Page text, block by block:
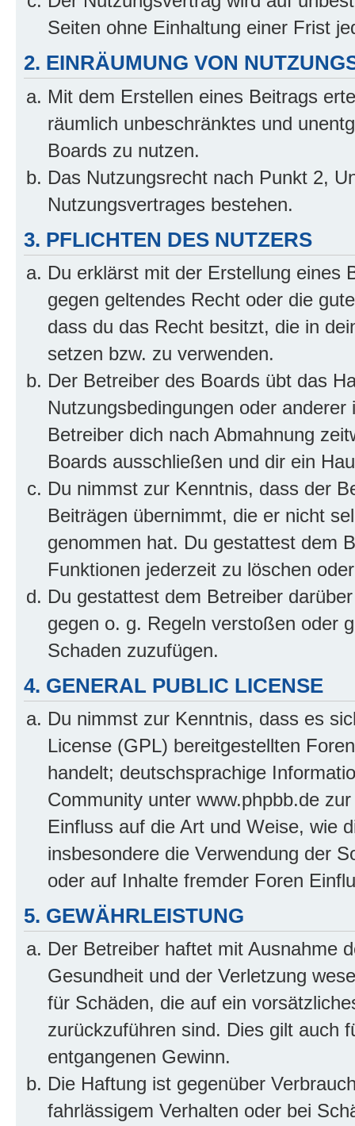
Seiten ohne Einhaltung einer Frist
2. EINRÄUMUNG VON
Mit dem Erstellen eines Beitrags
räumlich unbeschränktes und
Boards zu nutzen.
Das Nutzungsrecht nach Punkt 2,
Nutzungsvertrages bestehen.
3. PFLICHTEN DES NUTZERS
Du erklärst mit der Erstellung eines
gegen geltendes Recht oder die
dass du das Recht besitzt, die in
setzen bzw. zu verwenden.
Der Betreiber des Boards übt das
Nutzungsbedingungen oder
Betreiber dich nach Abmahnung
Boards ausschließen und dir ein
Du nimmst zur Kenntnis, dass der
Beiträgen übernimmt, die er nicht
genommen hat. Du gestattest dem
Funktionen jederzeit zu löschen
Du gestattest dem Betreiber
gegen o. g. Regeln verstoßen oder
Schaden zuzufügen.
4. GENERAL PUBLIC LICENSE
Du nimmst zur Kenntnis, dass es
License (GPL) bereitgestellten
handelt; deutschsprachige
Community unter www.phpbb.de
Einfluss auf die Art und Weise, wie
insbesondere die Verwendung der
oder auf Inhalte fremder Foren
5. GEWÄHRLEISTUNG
Der Betreiber haftet mit Ausnahme
Gesundheit und der Verletzung
für Schäden, die auf ein
zurückzuführen sind. Dies gilt auch
entgangenen Gewinn.
Die Haftung ist gegenüber
fahrlässigem Verhalten oder bei